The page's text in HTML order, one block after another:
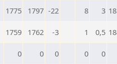
1775 1797 -22 8 3
1759 1762 -3 1 0,5
0 0 0 0 0